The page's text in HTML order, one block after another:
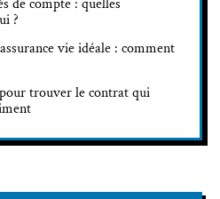
?
vie idéale : comment
trouver le contrat qui